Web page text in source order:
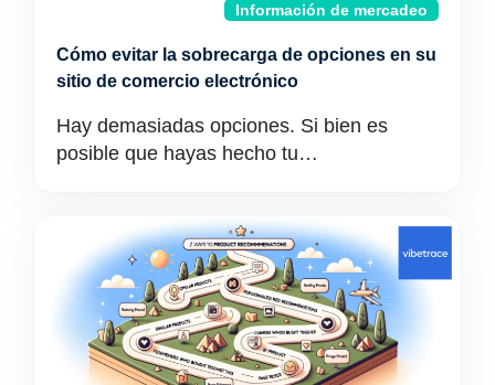
Información de mercadeo
Cómo evitar la sobrecarga de opciones en su
sitio de comercio electrónico
Hay demasiadas opciones. Si bien es
posible que hayas hecho tu…